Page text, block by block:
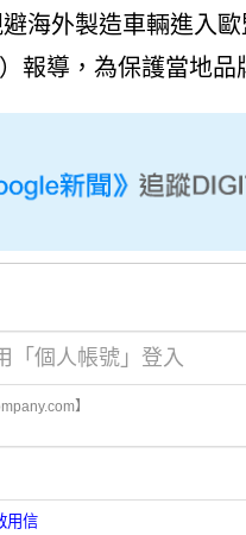
海外製造車輛進入
）報導，為保護當地
】
用信